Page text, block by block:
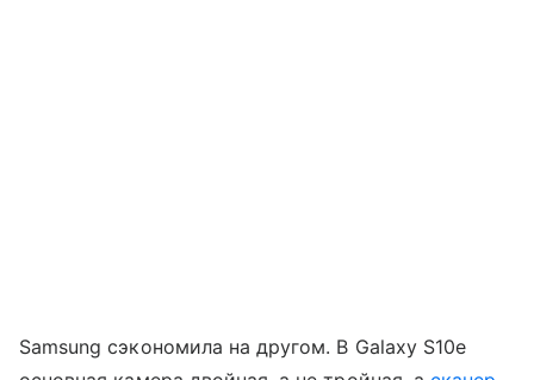
Samsung сэкономила на другом. В Galaxy S10e